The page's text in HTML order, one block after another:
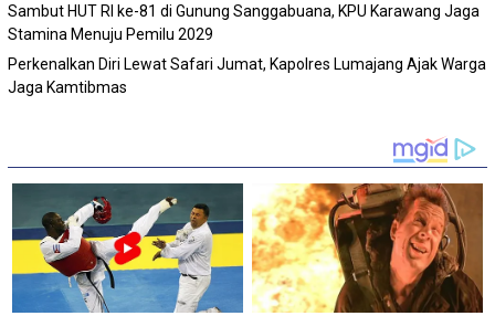
Sambut HUT RI ke-81 di Gunung Sanggabuana, KPU Karawang Jaga
Stamina Menuju Pemilu 2029
Perkenalkan Diri Lewat Safari Jumat, Kapolres Lumajang Ajak Warga
Jaga Kamtibmas